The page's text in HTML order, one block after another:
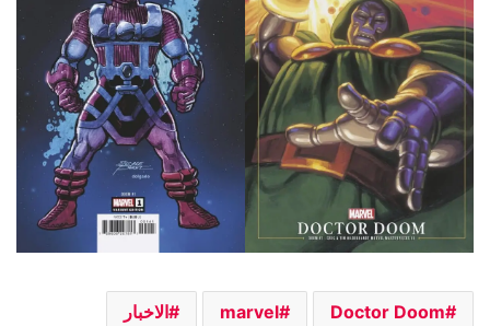
Doctor Doom
marvel الاخبار